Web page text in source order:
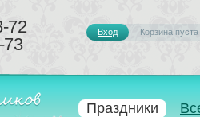
Праздники
72
Вход Корзина пуста